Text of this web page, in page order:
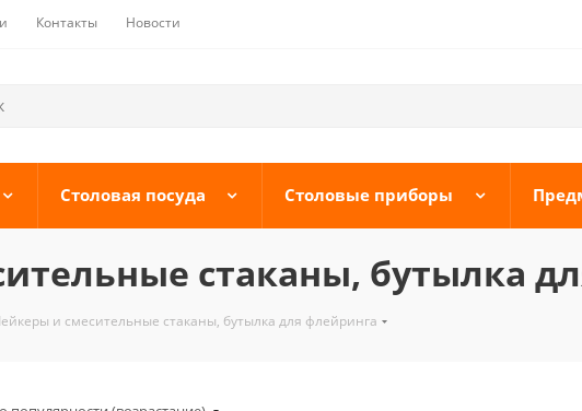
Контакты Новости
Столовая посуда Столовые приборы
стаканы, бутылка
и смесительные стаканы, бутылка для флейринга